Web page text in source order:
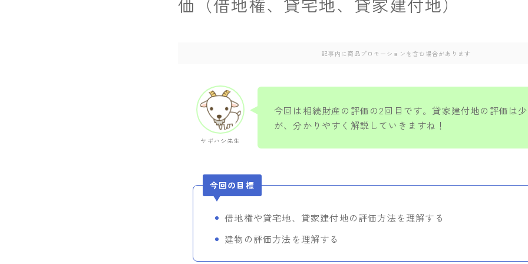
記事内に商品プロモーションを含む場合があります
ヤギハシ先生
今回は相続財産の評価の2回目です。貸家建付地の評価は
が、分かりやすく解説していきますね！
今回の目標
借地権や貸宅地、貸家建付地の評価方法を理解する
建物の評価方法を理解する